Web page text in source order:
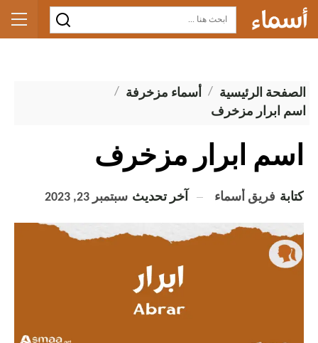
الصفحة الرئيسية
أسماء مزخرفة
اسم ابرار مزخرف
اسم ابرار مزخرف
كتابة فريق أسماء آخر تحديث سبتمبر 23, 2023